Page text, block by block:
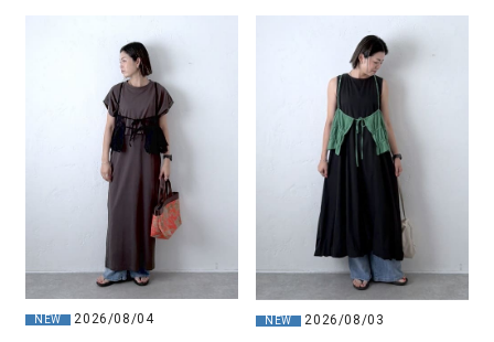
NEW 2026/08/04 NEW 2026/08/03